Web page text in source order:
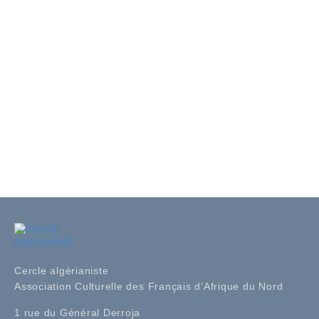
Cercle algérianiste
Association Culturelle des Français d’Afrique du Nord
1 rue du Général Derroja